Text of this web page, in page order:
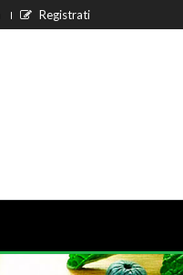
Registrati